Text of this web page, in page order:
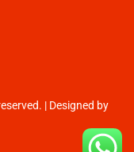
| Designed by